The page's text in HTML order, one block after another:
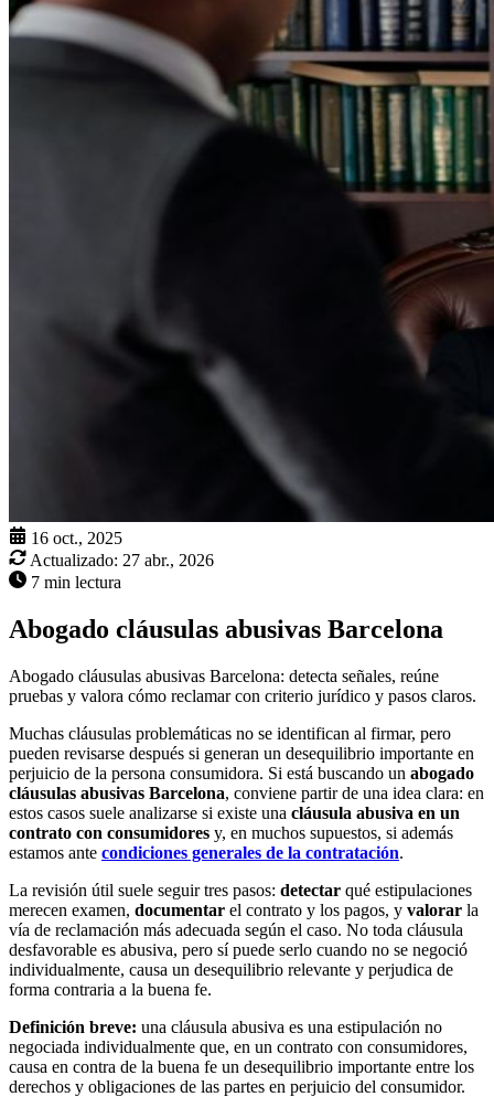
16 oct., 2025
Actualizado: 27 abr., 2026
7 min lectura
Abogado cláusulas abusivas Barcelona
Abogado cláusulas abusivas Barcelona: detecta señales, reúne
pruebas y valora cómo reclamar con criterio jurídico y pasos claros.
Muchas cláusulas problemáticas no se identifican al firmar, pero
pueden revisarse después si generan un desequilibrio importante en
perjuicio de la persona consumidora. Si está buscando un abogado
cláusulas abusivas Barcelona, conviene partir de una idea clara: en
estos casos suele analizarse si existe una cláusula abusiva en un
contrato con consumidores y, en muchos supuestos, si además
estamos ante condiciones generales de la contratación.
La revisión útil suele seguir tres pasos: detectar qué estipulaciones
merecen examen, documentar el contrato y los pagos, y valorar la
vía de reclamación más adecuada según el caso. No toda cláusula
desfavorable es abusiva, pero sí puede serlo cuando no se negoció
individualmente, causa un desequilibrio relevante y perjudica de
forma contraria a la buena fe.
Definición breve: una cláusula abusiva es una estipulación no
negociada individualmente que, en un contrato con consumidores,
causa en contra de la buena fe un desequilibrio importante entre los
derechos y obligaciones de las partes en perjuicio del consumidor.